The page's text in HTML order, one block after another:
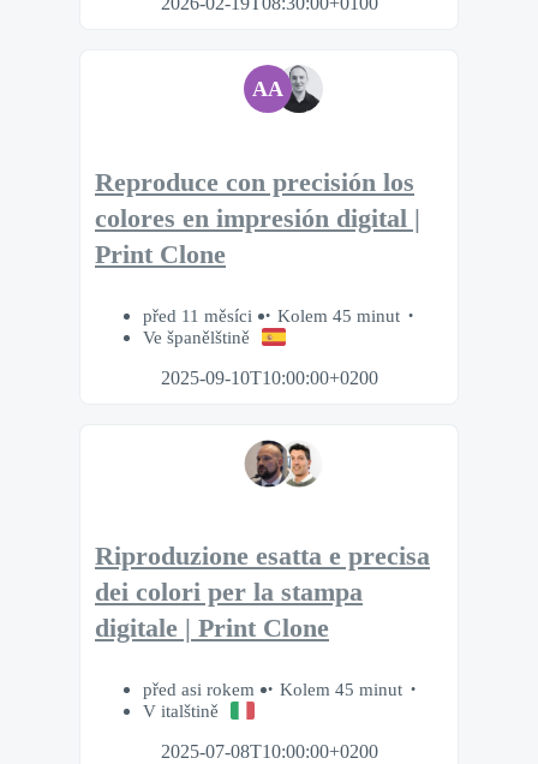
AA
Reproduce con precisión los
colores en impresión digital |
Print Clone
před 11 měsíci
Kolem 45 minut
Ve španělštině
2025-09-10T10:00:00+0200
Riproduzione esatta e precisa
dei colori per la stampa
digitale | Print Clone
před asi rokem
Kolem 45 minut
V italštině
2025-07-08T10:00:00+0200